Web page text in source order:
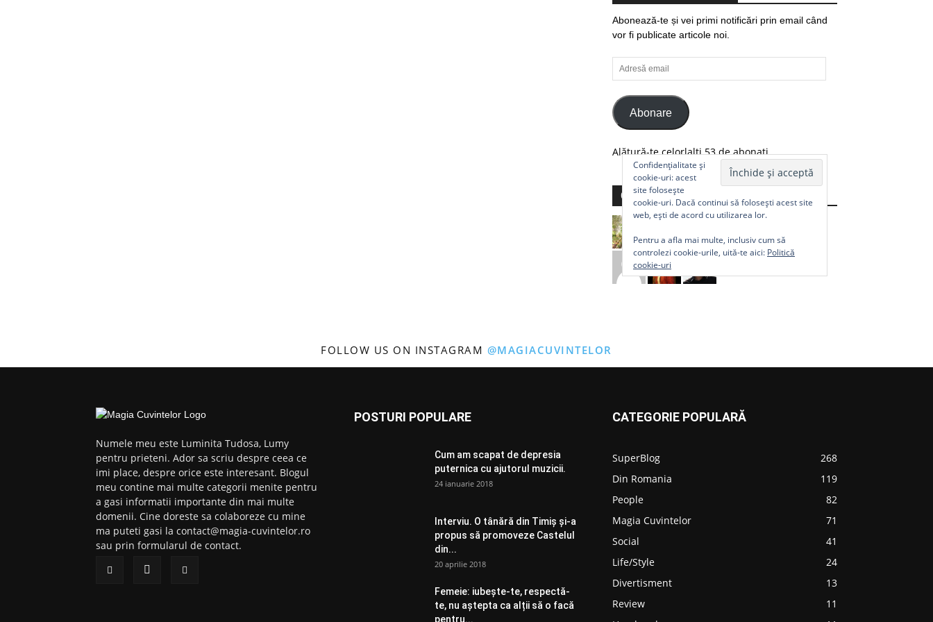
Abonează-te și vei primi notificări prin email când
vor fi publicate articole noi.
Adresă
email
Abonare
Alătură-te celorlalți 53 de abonați.
Comunitate
Confidențialitate și
cookie-uri: acest
site folosește
cookie-uri. Dacă continui să folosești acest site
web, ești de acord cu utilizarea lor.
Pentru a afla mai multe, inclusiv cum să
controlezi cookie-urile, uită-te aici: Politică
cookie-uri
FOLLOW US ON INSTAGRAM @MAGIACUVINTELOR
Numele meu este Luminita Tudosa, Lumy
pentru prieteni. Ador sa scriu despre ceea ce
imi place, despre orice este interesant. Blogul
meu contine mai multe categorii menite pentru
a gasi informatii importante din mai multe
domenii. Cine doreste sa colaboreze cu mine
ma puteti gasi la contact@magia-cuvintelor.ro
sau prin formularul de contact.
POSTURI POPULARE
Cum am scapat de depresia
puternica cu ajutorul muzicii.
24 ianuarie 2018
Interviu. O tânără din Timiș și-a
propus să promoveze Castelul
din...
20 aprilie 2018
Femeie: iubește-te, respectă-
te, nu aștepta ca alții să o facă
pentru...
CATEGORIE POPULARĂ
SuperBlog
268
Din Romania
119
People
82
Magia Cuvintelor
71
Social
41
Life/Style
24
Divertisment
13
Review
11